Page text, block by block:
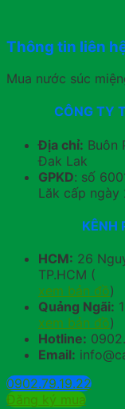
Thông tin liên
Mua nước súc
CÔNG TY
Địa chỉ: Buôn
Đak Lak
GPKD: số
Lăk cấp ngày
KÊNH
HCM: 26
TP.HCM (
xem bản đồ)
Quảng Ngãi:
xem bản đồ)
Hotline:
Email:
0902.79.19.22
Đăng ký mua